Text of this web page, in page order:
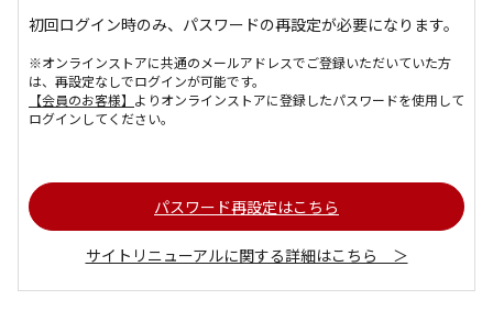
初回ログイン時のみ、パスワードの再設定が必要になります。
※オンラインストアに共通のメールアドレスでご登録いただいていた方
は、再設定なしでログインが可能です。
【会員のお客様】 よりオンラインストアに登録したパスワードを使用して
ログインしてください。
パスワード再設定はこちら
サイトリニューアルに関する詳細はこちら ＞